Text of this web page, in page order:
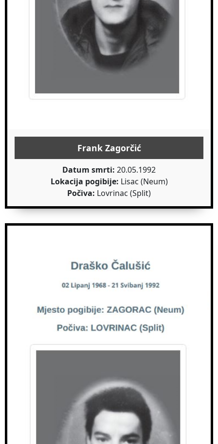
Frank Zagorčić
Datum smrti: 20.05.1992
Lokacija pogibije: Lisac (Neum)
Počiva: Lovrinac (Split)